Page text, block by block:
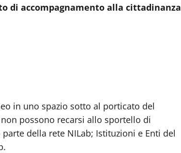
di accompagnamento alla cittadinanza
in uno spazio sotto al porticato del
possono recarsi allo sportello di
della rete NILab; Istituzioni e Enti del